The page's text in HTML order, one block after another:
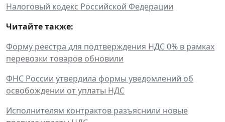
Налоговый кодекс Российской Федерации
Читайте также:
Форму реестра для подтверждения НДС 0% в рамках
перевозки товаров обновили
ФНС России утвердила формы уведомлений об
освобождении от уплаты НДС
Исполнителям контрактов разъяснили новые